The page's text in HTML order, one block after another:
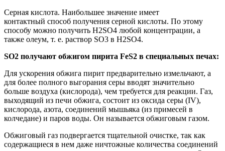
Серная кислота. Наибольшее значение имеет
контактный способ получения серной кислоты. По этому
способу можно получить H2SO4 любой концентрации, а
также олеум, т. е. раствор SO3 в H2SO4.
SO2 получают обжигом пирита FeS2 в специальных печах:
Для ускорения обжига пирит предварительно измельчают, а
для более полного выгорания серы вводят значительно
больше воздуха (кислорода), чем требуется для реакции. Газ,
выходящий из печи обжига, состоит из оксида серы (IV),
кислорода, азота, соединений мышьяка (из примесей в
колчедане) и паров воды. Он называется обжиговым газом.
Обжиговый газ подвергается тщательной очистке, так как
содержащиеся в нем даже ничтожные количества соединений